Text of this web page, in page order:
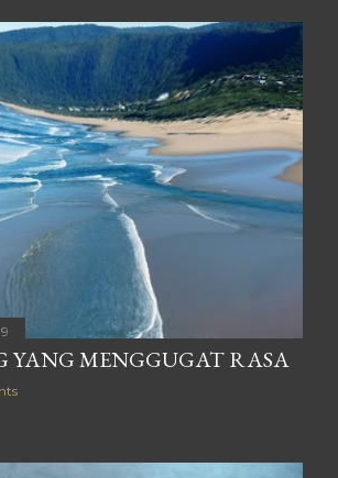
YANG MENGGUGAT RASA